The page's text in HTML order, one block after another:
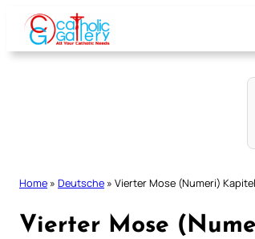
Skip
content
Home » Deutsche » Vierter Mose (Numeri)
Vierter Mose